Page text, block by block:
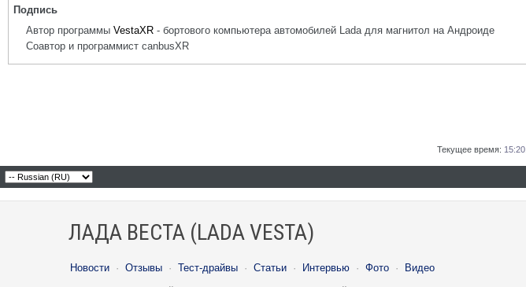
Подпись
Автор программы VestaXR - бортового компьютера автомобилей Lada для магнитол на Андроиде
Соавтор и программист canbusXR
Текущее время: 15:20
ЛАДА ВЕСТА (LADA VESTA)
Новости · Отзывы · Тест-драйвы · Статьи · Интервью · Фото · Видео